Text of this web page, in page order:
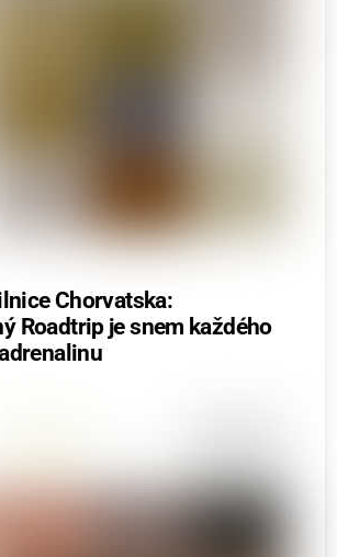
Chorvatska:
Roadtrip je snem každého